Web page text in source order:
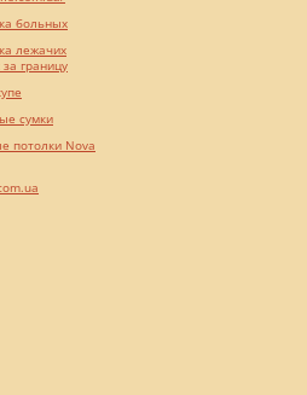
больных
лежачих
границу
сумки
потолки Nova